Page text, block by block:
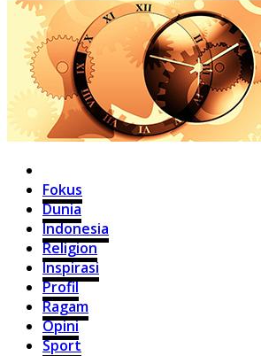
Fokus
Dunia
Indonesia
Religion
Inspirasi
Profil
Ragam
Opini
Sport